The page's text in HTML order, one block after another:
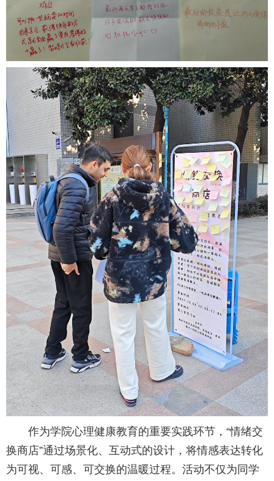
作为学院心理健康教育的重要实践环节，“情绪交
换商店”通过场景化、互动式的设计，将情感表达转化
为可视、可感、可交换的温暖过程。活动不仅为同学